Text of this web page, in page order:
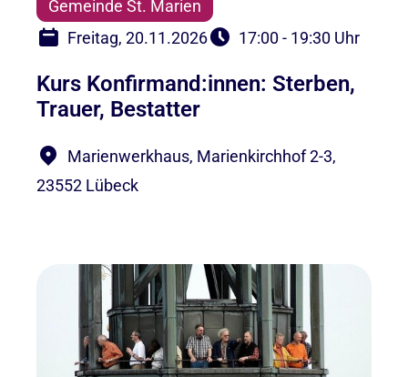
Gemeinde St. Marien
Freitag, 20.11.2026
17:00 - 19:30 Uhr
Kurs Konfirmand:innen: Sterben,
Trauer, Bestatter
Marienwerkhaus, Marienkirchhof 2-3,
23552 Lübeck